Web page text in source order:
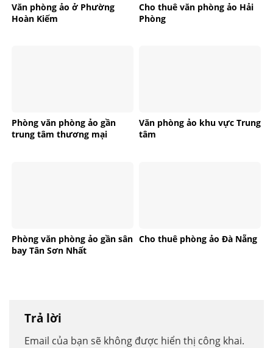
Văn phòng ảo ở Phường
Hoàn Kiếm
Cho thuê văn phòng ảo Hải
Phòng
Phòng văn phòng ảo gần
trung tâm thương mại
Văn phòng ảo khu vực Trung
tâm
Phòng văn phòng ảo gần sân
bay Tân Sơn Nhất
Cho thuê phòng ảo Đà Nẵng
Trả lời
Email của bạn sẽ không được hiển thị công khai.